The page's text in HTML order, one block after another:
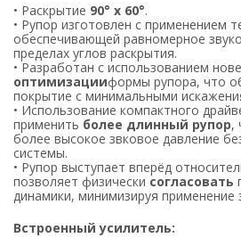
• Раскрытие 90° x 60°.
• Рупор изготовлен с применением
обеспечивающей равномерное
пределах углов раскрытия.
• Разработан с использованием
оптимизацииформы рупора, что
покрытие с минимальными
• Использование компактного
применить более длинный рупор,
более высокое звковое давление
системы.
• Рупор выступает вперёд
позволяет физически согласовать
динамики, минимизируя применение
Встроенный усилитель: